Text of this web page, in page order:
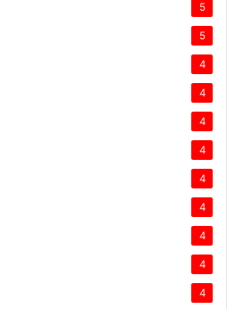
5
5
4
4
4
4
4
4
4
4
4